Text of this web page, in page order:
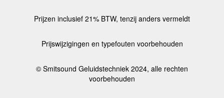
Prijzen inclusief 21% BTW, tenzij anders vermeldt
Prijswijzigingen en typefouten voorbehouden
© Smitsound Geluidstechniek 2024, alle rechten
voorbehouden